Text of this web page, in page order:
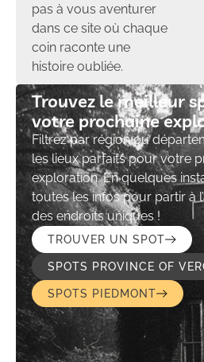
pas à vous aventurer
dans ce site où chaque
coin raconte une
histoire oubliée.
Trouvez le meilleur
votre prochaine
Filtrez par région ou
les lieux parfaits pour votre
exploration. En quelques
toutes les infos pour partir à
des endroits uniques !
TROUVER UN SPOT
SPOTS PROVINCE OF
SPOTS PIEDMONT